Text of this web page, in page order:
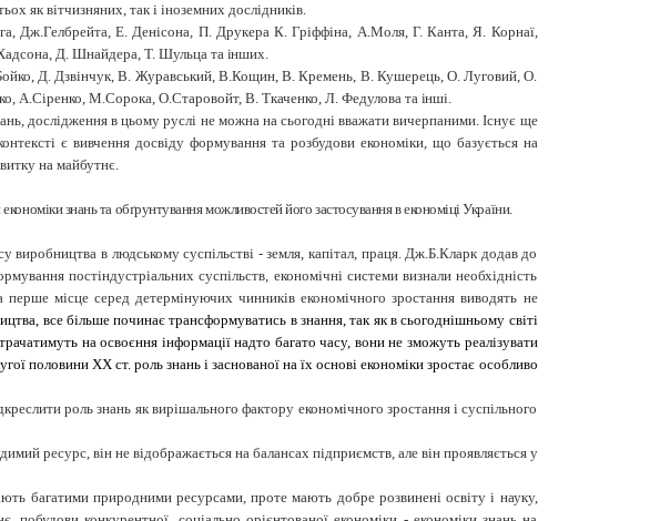
як вітчизняних, так і іноземних дослідників.
Дж.Гелбрейта, Е. Денісона, П. Друкера К. Гріффіна, А.Моля, Г. Канта, Я. Корнаї,
Д. Шнайдера, Т. Шульца та інших.
Д. Дзвінчук, В. Журавський, В.Кощин, В. Кремень, В. Кушерець, О. Луговий, О.
А.Сіренко, М.Сорока, О.Старовойт, В. Ткаченко, Л. Федулова та інші.
дослідження в цьому руслі не можна на сьогодні вважати вичерпаними. Існує ще
є вивчення досвіду формування та розбудови економіки, що базується на
на майбутнє.
знань та обґрунтування можливостей його застосування в економіці України.
в людському суспільстві - земля, капітал, праця. Дж.Б.Кларк додав до
постіндустріальних суспільств, економічні системи визнали необхідність
місце серед детермінуючих чинників економічного зростання виводять не
все більше починає трансформуватись в знання, так як в сьогоднішньому світі
на освоєння інформації надто багато часу, вони не зможуть реалізувати
половини ХХ ст. роль знань і заснованої на їх основі економіки зростає особливо
роль знань як вирішального фактору економічного зростання і суспільного
ресурс, він не відображається на балансах підприємств, але він проявляється у
багатими природними ресурсами, проте мають добре розвинені освіту і науку,